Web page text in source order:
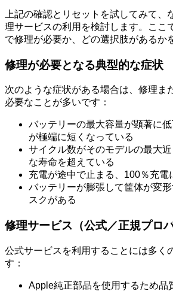
上記の確認とリセットを試してみて、
理サービスの利用を検討します。ここ
で修理が必要か、どの選択肢があるか
修理が必要となる典型的な症状
次のような症状がある場合は、修理ま
必要なことが多いです：
バッテリーの最大容量が顕著に
が極端に短くなっている
サイクル数がそのモデルの最大
な寿命を超えている
充電が途中で止まる、100％充電
バッテリーが膨張して筐体が変
スクがある
修理サービス（公式／正規プロ
公式サービスを利用することには多く
す：
Apple純正部品を使用するため品